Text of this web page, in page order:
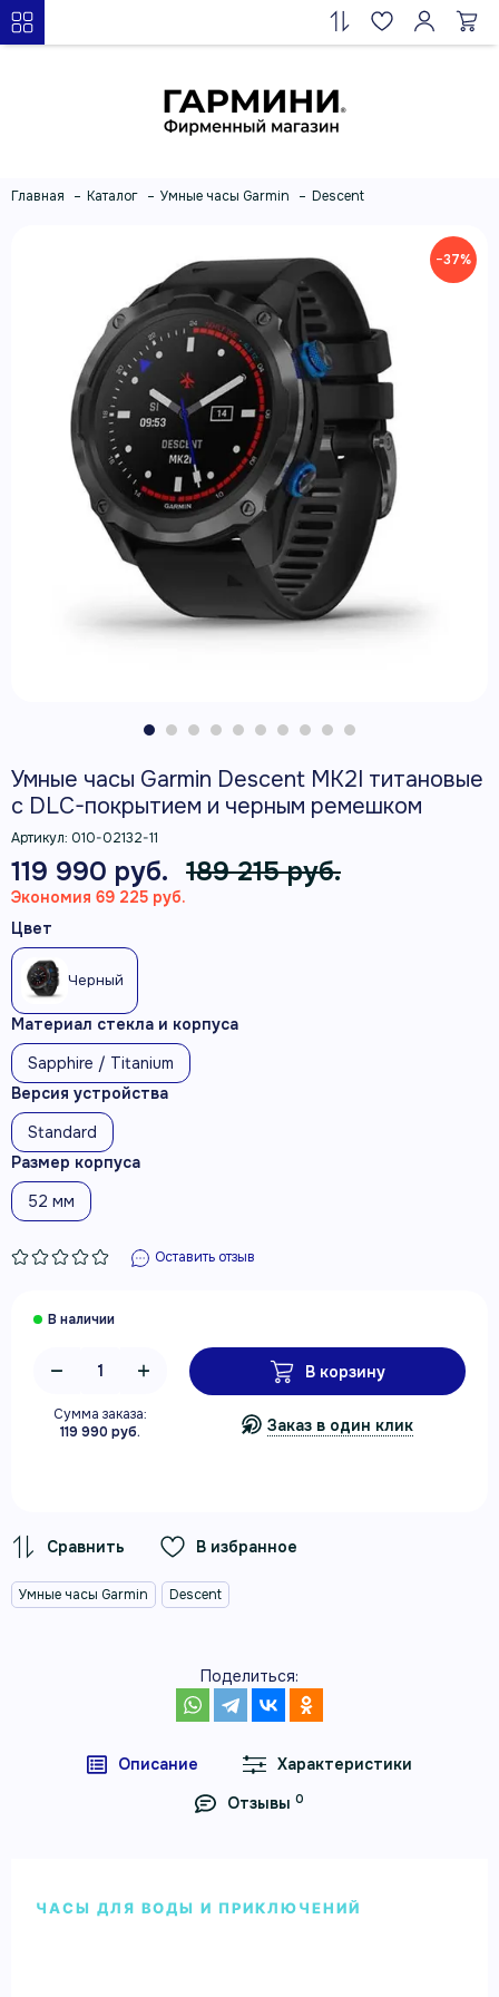
Главная Каталог Умные часы Garmin Descent
−37%
Умные часы Garmin Descent MK2I титановые
с DLC-покрытием и черным ремешком
Артикул: 010-02132-11
119 990 руб. 189 215 руб.
Экономия 69 225 руб.
Цвет
Черный
Материал стекла и корпуса
Sapphire / Titanium
Версия устройства
Standard
Размер корпуса
52 мм
Оставить отзыв
Сумма заказа:
119 990 руб.
В корзину
Заказ в один клик
В избранное
Умные часы Garmin Descent
Поделиться:
Описание
Характеристики
Отзывы 0
ЧАСЫ ДЛЯ ВОДЫ И ПРИКЛЮЧЕНИЙ